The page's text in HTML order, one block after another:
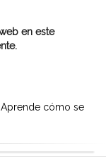
en este
Aprende cómo se